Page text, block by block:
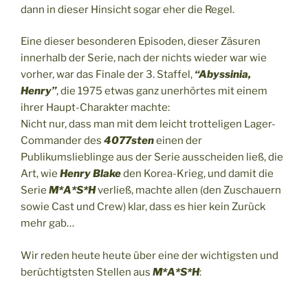
dann in dieser Hinsicht sogar eher die Regel.
Eine dieser besonderen Episoden, dieser Zäsuren
innerhalb der Serie, nach der nichts wieder war wie
vorher, war das Finale der 3. Staffel, “Abyssinia,
Henry”, die 1975 etwas ganz unerhörtes mit einem
ihrer Haupt-Charakter machte:
Nicht nur, dass man mit dem leicht trotteligen Lager-
Commander des 4077steneinen der
Publikumslieblinge aus der Serie ausscheiden ließ, die
Art, wie Henry Blakeden Korea-Krieg, und damit die
Serie M*A*S*Hverließ, machte allen (den Zuschauern
sowie Cast und Crew) klar, dass es hier kein Zurück
mehr gab…
Wir reden heute heute über eine der wichtigsten und
berüchtigtsten Stellen aus M*A*S*H: